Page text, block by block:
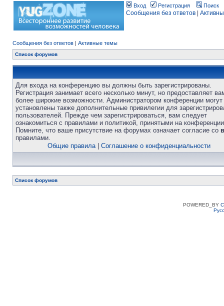
Вход Регистрация Поиск
Сообщения без ответов
Сообщения без ответов | Активные темы
Список форумов
Для входа на конференцию вы должны быть зарегистрированы.
Регистрация занимает всего несколько минут, но предоставляет
более широкие возможности. Администратором конференции
установлены также дополнительные привилегии для
пользователей. Прежде чем зарегистрироваться, вам следует
ознакомиться с правилами и политикой, принятыми на
Помните, что ваше присутствие на форумах означает согласие со
правилами.
Общие правила| Соглашение о конфиденциальности
Список форумов
POWERED_BY